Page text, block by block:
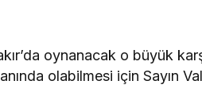
oynanacak o büyük
yanında olabilmesi için Sayın